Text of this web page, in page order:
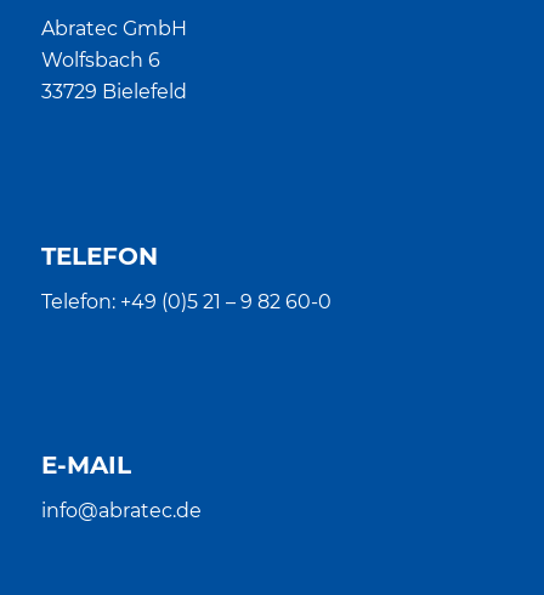
Abratec GmbH
Wolfsbach 6
33729 Bielefeld
TELEFON
Telefon: +49 (0)5 21 – 9 82 60-0
E-MAIL
info@abratec.de